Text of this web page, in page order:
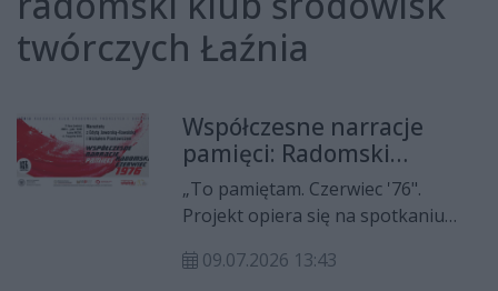
twórczych Łaźnia
Współczesne narracje
pamięci: Radomski
Czerwiec'76 - warsztaty z
Edytą Jaworską-Kowalską i
Michałem Piastowiczem
„To pamiętam. Czerwiec '76".
Projekt opiera się na spotkaniu
przeprowadzają rozmowy z
09.07.2026 13:43